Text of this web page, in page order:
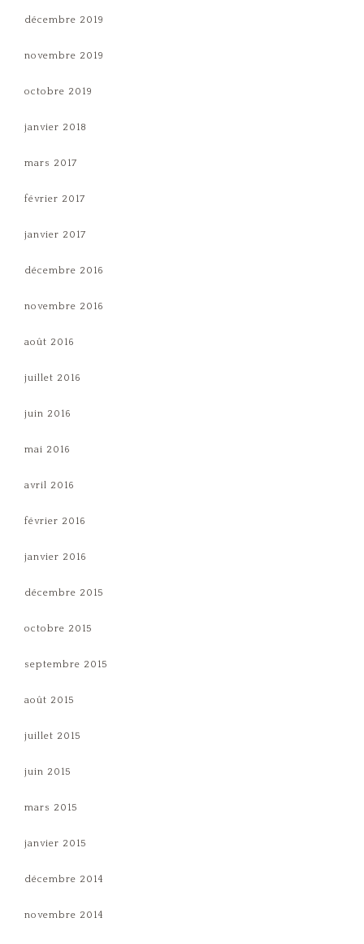
décembre 2019
novembre 2019
octobre 2019
janvier 2018
mars 2017
février 2017
janvier 2017
décembre 2016
novembre 2016
août 2016
juillet 2016
juin 2016
mai 2016
avril 2016
février 2016
janvier 2016
décembre 2015
octobre 2015
septembre 2015
août 2015
juillet 2015
juin 2015
mars 2015
janvier 2015
décembre 2014
novembre 2014